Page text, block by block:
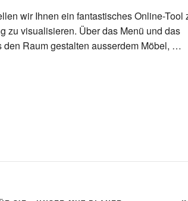
wir Ihnen ein fantastisches Online-Tool
zu visualisieren. Über das Menü und das
Raum gestalten ausserdem Möbel, …